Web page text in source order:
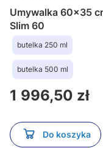
Umywalka 60x35
Slim 60
butelka 250 ml
butelka 500 ml
Cena
1 996,50 zł
Do koszyka